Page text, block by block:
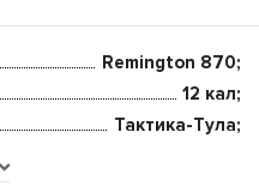
Remington 870;
12 кал;
Тактика-Тула;